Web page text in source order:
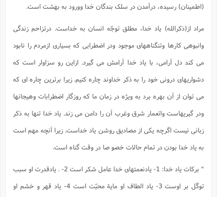
(اطمینان) رسیده، درآمدن در سلک بندگان خدا وورود به بهشت است.
مراد از(ذکرالله) یاد خدا، مطلق توجّه انسان به خداست. درتزاحم زندگی
وانبوهی کارها وتنگناههای موجود ودر اضطرابی که بسیاری ازمردم را نابود
می کند دل آرامی، با یاد خدا آرامش می گیرد. ازاین رو سزاوار است که
دشواریهای درونی خود را به ذکر خداوند چاره کنیم. زیرا برترین چاره ای که
می توان از آن بهره برد به ویژه در زمان ما که روزگار اضطرابات وهیجانها
ودر گیریهاست واتعمار شرق وغرب آن را دامن می زند. یاد خدا تنها به ذکر
زبانی نیست اگرچه یکی از مصادیق روشن یاد خداست. زیرا آنچه مهم است
به یاد خدا بودن در تمام حالات خصو صا در وقت گناه است.
" برکات یاد خدا: 1- یادنعمتهای خدا عامل شکر است 2- . یادقدرت او سبب
توکّل بر اوست 3- یاد الطاف او مایة محبّت است 4- یاد قهر و خشم او